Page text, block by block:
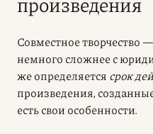
Совместное творчество
немного сложнее с
же определяется срок
произведения,
есть свои особенности.